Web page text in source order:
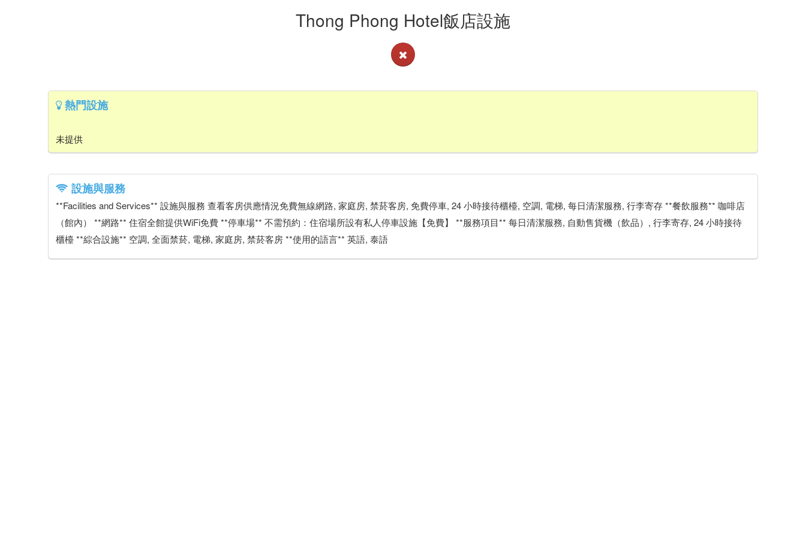
Thong Phong Hotel飯店設施
熱門設施
未提供
設施與服務
**Facilities and Services** 設施與服務 查看客房供應情況免費無線網路, 家庭房, 禁菸客房, 免費停車, 24 小時接待櫃檯, 空調, 電梯, 每日清潔服務, 行李寄存 **餐飲服務** 咖啡店
（館內） **網路** 住宿全館提供WiFi免費 **停車場** 不需預約：住宿場所設有私人停車設施【免費】 **服務項目** 每日清潔服務, 自動售貨機（飲品）, 行李寄存, 24 小時接待
櫃檯 **綜合設施** 空調, 全面禁菸, 電梯, 家庭房, 禁菸客房 **使用的語言** 英語, 泰語